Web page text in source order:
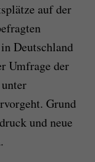
auf der
Deutschland
Umfrage der
Grund
und neue